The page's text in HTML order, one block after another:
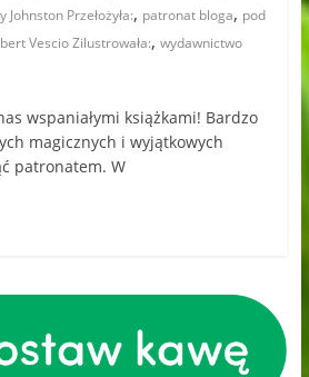
Johnston Przełożyła:, patronat bloga, pod
Vescio Zilustrowała:, wydawnictwo
wspaniałymi książkami! Bardzo
magicznych i wyjątkowych
patronatem. W